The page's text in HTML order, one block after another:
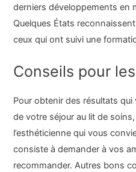
derniers développements en
Quelques États
ceux qui ont suivi une
Conseils pour
Pour obtenir des résultats
de votre séjour au lit de
l’esthéticienne qui vous
consiste à demander à vos
recommander. Autres bons